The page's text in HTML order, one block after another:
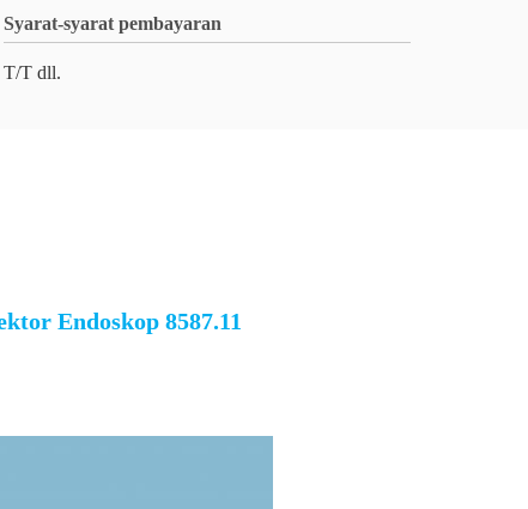
Syarat-syarat pembayaran
T/T dll.
Endoskop 8587.11